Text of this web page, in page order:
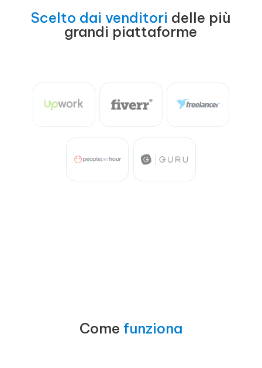
Scelto dai venditori delle più
grandi piattaforme
Come funziona